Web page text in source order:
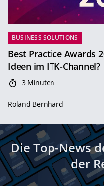
BUSINESS SOLUTIONS
Best Practice Awards
Ideen im ITK-Channel?
3 Minuten
Roland Bernhard
Die Top-News
der